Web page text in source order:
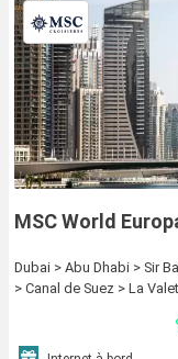
MSC World
Dubai > Abu Dhabi > Sir
> Canal de Suez > La